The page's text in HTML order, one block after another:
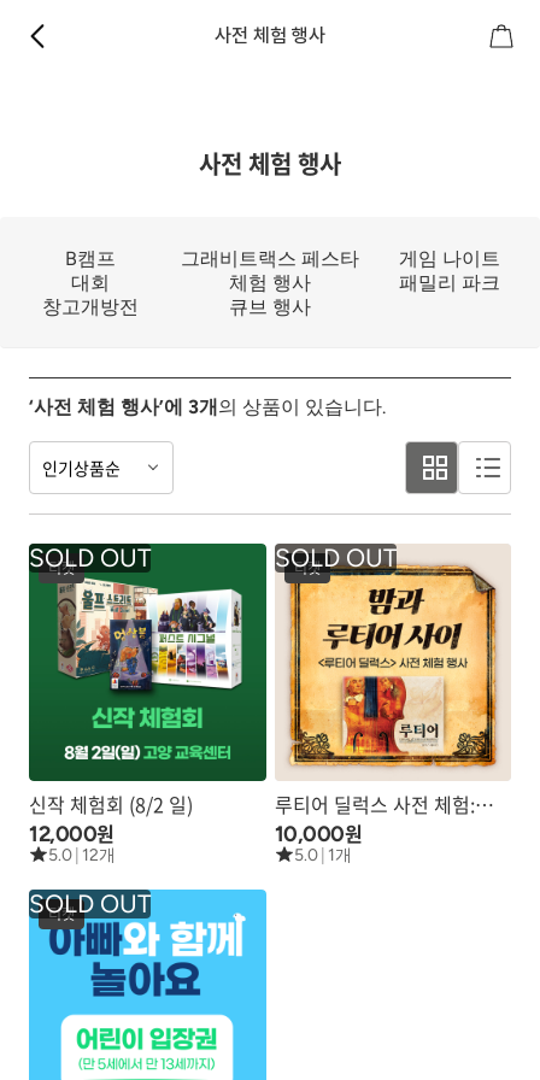
사전 체험 행사
사전 체험 행사
B캠프 그래비트랙스 페스타
게임 나이트
대회
체험 행사
패밀리 파크
창고개방전
큐브 행사
‘사전 체험 행사’에 3개의 상품이 있습니다.
인기상품순
티켓
신작 체험회 (8/2 일)
12,000원
5.0 12개
티켓
루티어 딜럭스 사전 체험:
10월 17일
10,000원
5.0 1개
티켓